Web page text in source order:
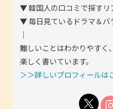
▼ 韓国人の口コミで探すリ
▼ 毎日見ているドラマ＆バ
｜
難しいことはわかりやすく
楽しく書いています。
＞＞詳しいプロフィールは